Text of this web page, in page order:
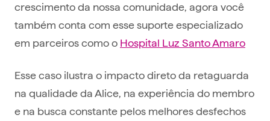
crescimento da nossa comunidade, agora você
também conta com esse suporte especializado
em parceiros como o Hospital Luz Santo Amaro
Esse caso ilustra o impacto direto da retaguarda
na qualidade da Alice, na experiência do membro
e na busca constante pelos melhores desfechos